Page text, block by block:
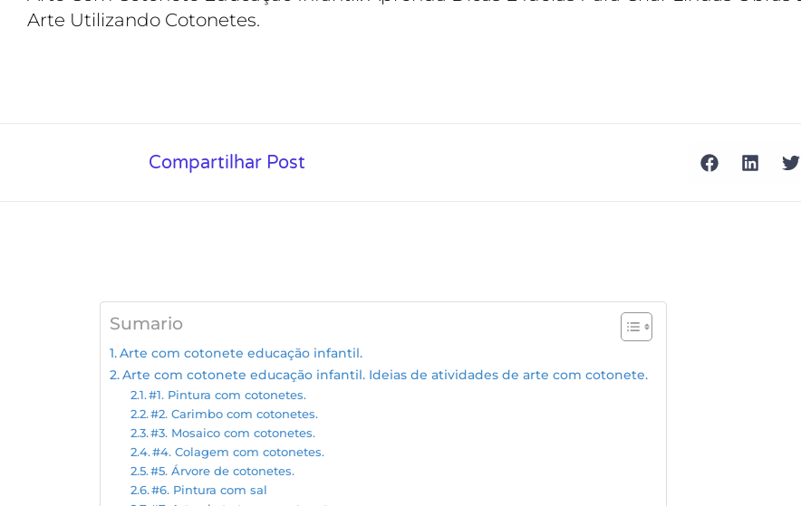
Arte Utilizando Cotonetes.
Compartilhar Post
Sumario
Arte com cotonete educação infantil.
Arte com cotonete educação infantil. Ideias de atividades de arte com cotonete.
#1. Pintura com cotonetes.
#2. Carimbo com cotonetes.
#3. Mosaico com cotonetes.
#4. Colagem com cotonetes.
#5. Árvore de cotonetes.
#6. Pintura com sal